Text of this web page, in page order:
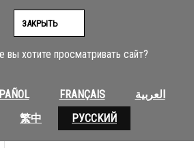
вы хотите просматривать сайт?
FRANÇAIS
العربية
繁中 РУССКИЙ
ЗАКРЫТЬ